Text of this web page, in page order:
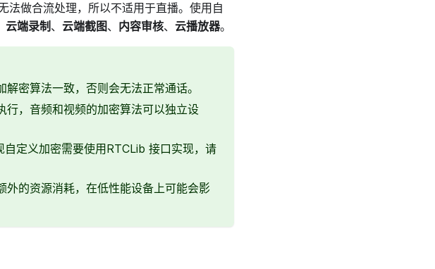
法做合流处理，所以不适用于直播。使用自
云端录制 、 云端截图、 内容审核、 云播放器。
密算法一致，否则会无法正常通话。
行，音频和视频的加密算法可以独立设
定义加密需要使用RTCLib 接口实现，请
的资源消耗，在低性能设备上可能会影